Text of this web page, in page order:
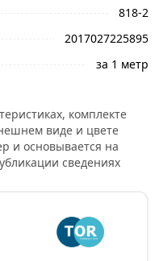
чтобы сделать
Наши
заказ и
условий доставки
изготовлена по
для выполнения
грузов (может
818-2
2017027225895
за 1 метр
комплекте
виде и цвете
и основывается на
сведениях